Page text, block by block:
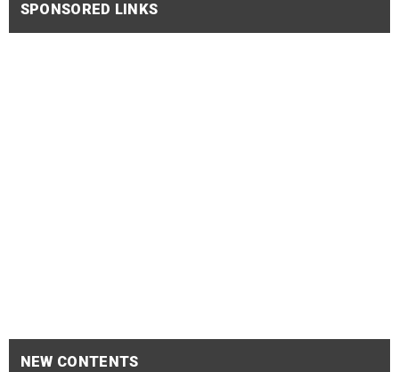
SPONSORED LINKS
NEW CONTENTS